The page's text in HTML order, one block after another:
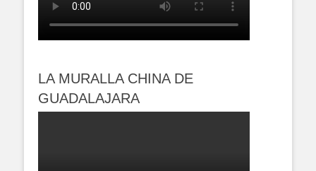
LA MURALLA CHINA DE
GUADALAJARA